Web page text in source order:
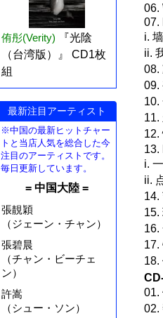
侑彤(Verity)
『光陰
（台湾版）』 CD1枚
組
最新注目アーティスト
※中国の最新ヒットチャー
トと当店人気を総合した今
注目のアーティストです。
毎日更新しています。
= 中国大陸 =
張靚穎
（ジェーン・チャン）
張碧晨
（チャン・ビーチェ
ン）
許嵩
（シュー・ソン）
06.
07.
i.
ii.
08.
09.
10.
11.
12.
13.
i.
ii.
14.
15.
16.
17.
18.
01.
02.